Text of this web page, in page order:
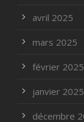
avril 2025
mars 2025
février 2025
janvier 2025
décembre